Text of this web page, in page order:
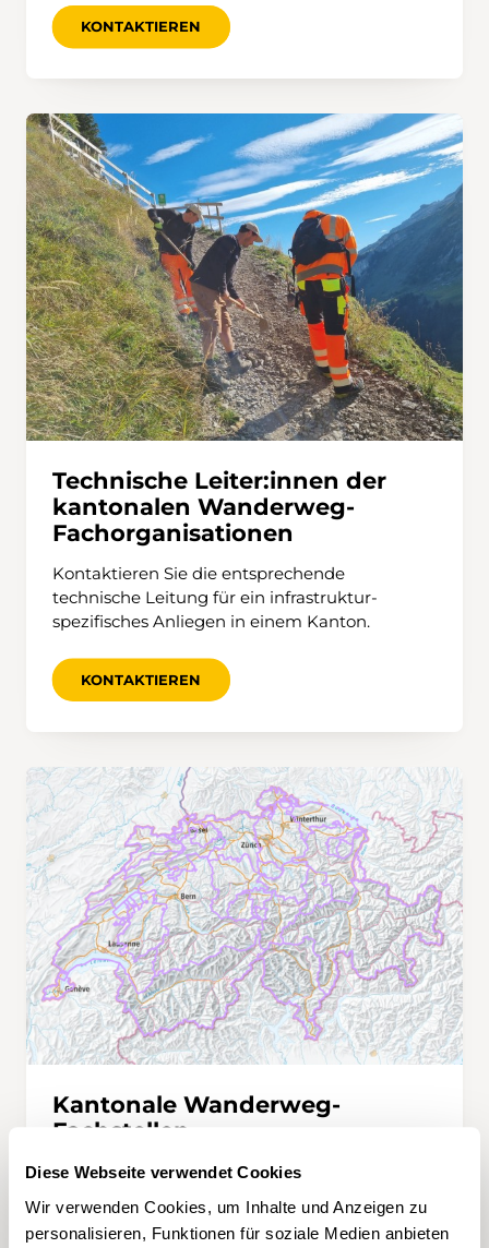
Diese Webseite verwendet Cookies
Wir verwenden Cookies, um Inhalte und Anzeigen zu
personalisieren, Funktionen für soziale Medien anbieten
KONTAKTIEREN
Technische Leiter:innen der
kantonalen Wanderweg-
Fachorganisationen
Kontaktieren Sie die entsprechende
technische Leitung für ein infrastruktur-
spezifisches Anliegen in einem Kanton.
KONTAKTIEREN
Kantonale Wanderweg-
Fachstellen
Hier finden Sie die Liste der Ansprechpersonen
Langsamverkehr.